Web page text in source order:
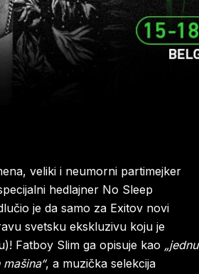
veliki i neumorni partimejker
hedlajner No Sleep
je da samo za Exitov novi
svetsku ekskluzivu koju je
Fatboy Slim ga opisuje kao „jednu
, a muzička selekcija